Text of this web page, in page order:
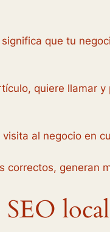
que tu
quiere llamar
al negocio en
generan
SEO local